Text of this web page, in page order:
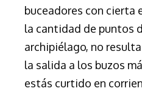
buceadores con cierta
la cantidad de puntos
archipiélago, no
la salida a los buzos
estás curtido en